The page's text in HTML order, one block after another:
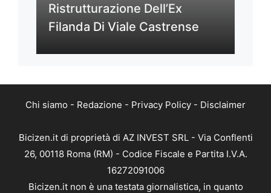
Ristrutturazione Dell’Ex
Filanda Di Viale Castrense
Chi siamo - Redazione - Privacy Policy - Disclaimer
Bicizen.it di proprietà di AZ INVEST SRL - Via Conflenti
26, 00118 Roma (RM) - Codice Fiscale e Partita I.V.A.
16272091006
Bicizen.it non è una testata giornalistica, in quanto